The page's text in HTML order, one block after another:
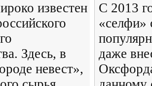
известен
Здесь, в
невест»,
С 2013
«селфи»
даже